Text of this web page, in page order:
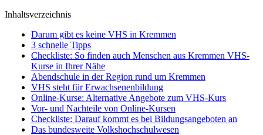
Inhaltsverzeichnis
Darum gibt es keine VHS in Kremmen
3 schnelle Tipps
Checkliste: So finden auch Menschen aus Kremmen VHS-
Kurse in Ihrer Nähe
Abendschule in der Region rund um Kremmen
VHS steht für Erwachsenenbildung
Online-Kurse: Alternative Angebote zum VHS-Kurs
Vor- und Nachteile von Online-Kursen
Checkliste: Darauf kommt es bei Bildungsangeboten an
Das bundesweite Volkshochschulwesen